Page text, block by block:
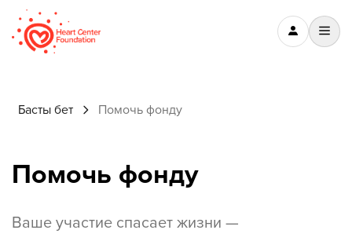
Басты бет Помочь фонду
Помочь фонду
Ваше участие спасает жизни —